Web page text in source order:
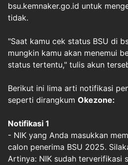
bsu.kemnaker.go.id untuk
tidak.
"Saat kamu cek status BSU di
mungkin kamu akan menemui
status tertentu," tulis akun
Berikut ini lima arti notifikasi
seperti dirangkum Okezone:
Notifikasi 1
- NIK yang Anda masukkan
calon penerima BSU 2025.
Artinya: NIK sudah terverifikasi